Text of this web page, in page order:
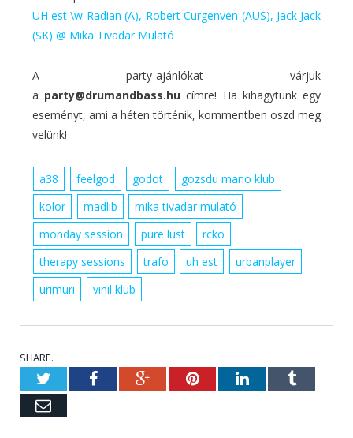
UH est \w Radian (A), Robert Curgenven (AUS), Jack Jack
(SK) @ Mika Tivadar Mulató
A party-ajánlókat várjuk
a party@drumandbass.hucímre! Ha kihagytunk egy
eseményt, ami a héten történik, kommentben oszd meg
velünk!
a38 feelgod godot
gozsdu mano klub
kolor
madlib
mika tivadar mulató
monday session
pure lust
rcko
therapy sessions
trafo uh est
urbanplayer
urimuri
vinil klub
SHARE.
TwitterFacebookGoogle+PinterestLinkedInTumblr
Email